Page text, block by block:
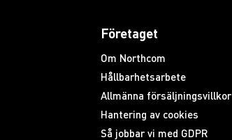
Företaget
Om Northcom
Hållbarhetsarbete
Allmänna försäljningsvillkor
Hantering av cookies
Så jobbar vi med GDPR